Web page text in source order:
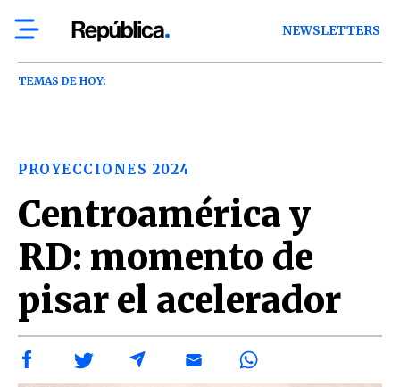
NEWSLETTERS
TEMAS DE HOY:
PROYECCIONES 2024
Centroamérica y
RD: momento de
pisar el acelerador